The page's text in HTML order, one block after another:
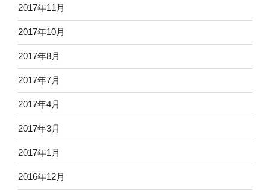
2017年11月
2017年10月
2017年8月
2017年7月
2017年4月
2017年3月
2017年1月
2016年12月